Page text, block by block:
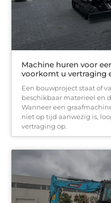
Machine huren voor
voorkomt u vertraging
Een bouwproject staat of
beschikbaar materieel en
Wanneer een
niet op tijd aanwezig is,
vertraging op.